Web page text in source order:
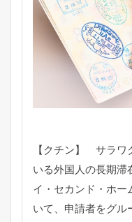
【クチン】 サラワ
いる外国人の長期滞
イ・セカンド・ホー
いて、 申請者をグル